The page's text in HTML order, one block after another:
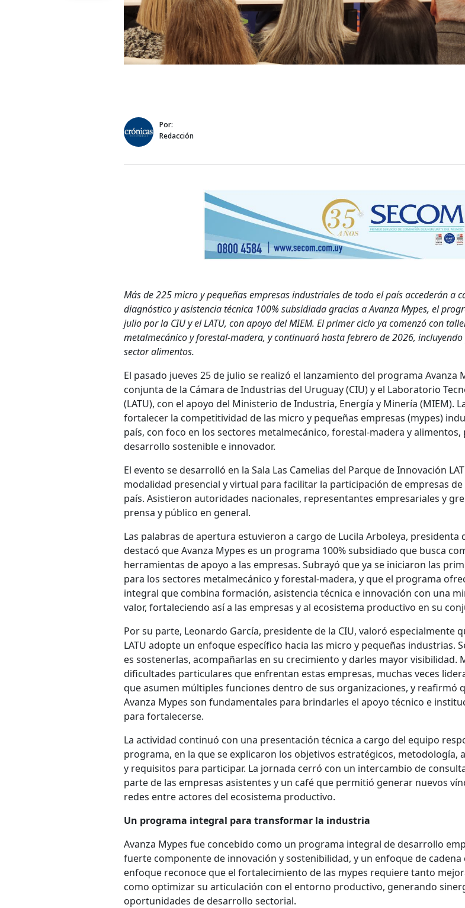
Por:
Redacción
Más de 225 micro y pequeñas empresas industriales de todo el país accederán a
diagnóstico y asistencia técnica 100% subsidiada gracias a Avanza Mypes, el
julio por la CIU y el LATU, con apoyo del MIEM. El primer ciclo ya comenzó con
metalmecánico y forestal-madera, y continuará hasta febrero de 2026,
sector alimentos.
El pasado jueves 25 de julio se realizó el lanzamiento del programa Avanza
conjunta de la Cámara de Industrias del Uruguay (CIU) y el Laboratorio
(LATU), con el apoyo del Ministerio de Industria, Energía y Minería (MIEM).
fortalecer la competitividad de las micro y pequeñas empresas (mypes)
país, con foco en los sectores metalmecánico, forestal-madera y
desarrollo sostenible e innovador.
El evento se desarrolló en la Sala Las Camelias del Parque de Innovación
modalidad presencial y virtual para facilitar la participación de empresas
país. Asistieron autoridades nacionales, representantes empresariales y
prensa y público en general.
Las palabras de apertura estuvieron a cargo de Lucila Arboleya, presidenta
destacó que Avanza Mypes es un programa 100% subsidiado que busca
herramientas de apoyo a las empresas. Subrayó que ya se iniciaron las
para los sectores metalmecánico y forestal-madera, y que el programa
integral que combina formación, asistencia técnica e innovación con una
valor, fortaleciendo así a las empresas y al ecosistema productivo en su
Por su parte, Leonardo García, presidente de la CIU, valoró especialmente
LATU adopte un enfoque específico hacia las micro y pequeñas industrias.
es sostenerlas, acompañarlas en su crecimiento y darles mayor visibilidad.
dificultades particulares que enfrentan estas empresas, muchas veces
que asumen múltiples funciones dentro de sus organizaciones, y reafirmó
Avanza Mypes son fundamentales para brindarles el apoyo técnico e
para fortalecerse.
La actividad continuó con una presentación técnica a cargo del equipo
programa, en la que se explicaron los objetivos estratégicos, metodología,
y requisitos para participar. La jornada cerró con un intercambio de
parte de las empresas asistentes y un café que permitió generar nuevos
redes entre actores del ecosistema productivo.
Un programa integral para transformar la industria
Avanza Mypes fue concebido como un programa integral de desarrollo
fuerte componente de innovación y sostenibilidad, y un enfoque de cadena
enfoque reconoce que el fortalecimiento de las mypes requiere tanto
como optimizar su articulación con el entorno productivo, generando
oportunidades de desarrollo sectorial.